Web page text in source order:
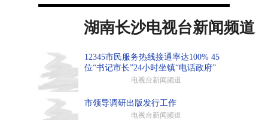
湖南长沙电视台新闻频道
12345市民服务热线接通率达100% 45
位“书记市长”24小时坐镇“电话政府”
电视台新闻频道
市领导调研出版发行工作
电视台新闻频道